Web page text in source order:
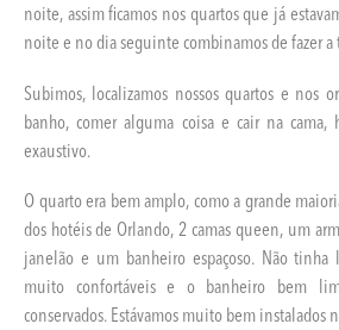
noite, assim ficamos nos quartos que já
noite e no dia seguinte combinamos de fazer a
Subimos, localizamos nossos quartos e nos
banho, comer alguma coisa e cair na
exaustivo.
O quarto era bem amplo, como a grande
dos hotéis de Orlando, 2 camas queen, um
janelão e um banheiro espaçoso. Não tinha
muito confortáveis e o banheiro bem
conservados. Estávamos muito bem instalados